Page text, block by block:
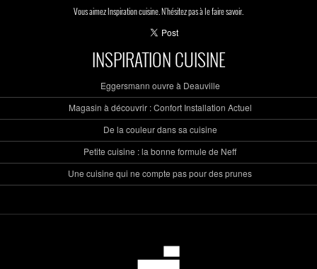
Vous aimez Inspiration cuisine. N'hésitez pas à le faire savoir.
INSPIRATION CUISINE
Eggersmann ouvre à Deauville
Magasin à découvrir : Confort Installation Actuel
De la couleur dans sa cuisine
Petite cuisine : la bonne formule de Neff
Une cuisine qui ne compte pas pour des prunes